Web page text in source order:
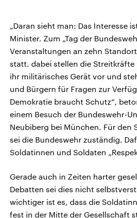
„Daran sieht man: Das Interesse
Minister. Zum „Tag der
Veranstaltungen an zehn
statt. dabei stellen die Streitkräfte
ihr militärisches Gerät vor und
und Bürgern für Fragen zur
Demokratie braucht Schutz“,
einem Besuch der Bundeswehr-
Neubiberg bei München. Für den
sei die Bundeswehr zuständig.
Soldatinnen und Soldaten
Gerade auch in Zeiten harter
Debatten sei dies nicht
wichtiger ist es, dass die
fest in der Mitte der Gesellschaft